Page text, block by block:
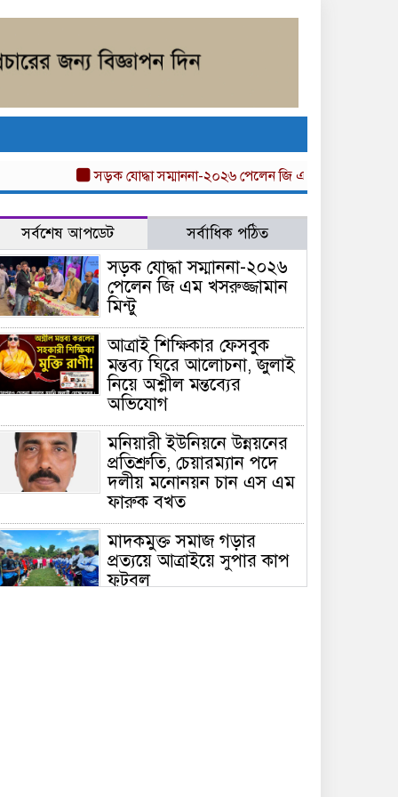
সড়ক যোদ্ধা সম্মাননা-২০২৬ পেলেন জি এম খসরুজ্জামান মিন্টু
সর্বশেষ আপডেট সর্বাধিক পঠিত
সড়ক যোদ্ধা সম্মাননা-২০২৬
পেলেন জি এম খসরুজ্জামান
মিন্টু
আত্রাই শিক্ষিকার ফেসবুক
মন্তব্য ঘিরে আলোচনা, জুলাই
নিয়ে অশ্লীল মন্তব্যের
অভিযোগ
মনিয়ারী ইউনিয়নে উন্নয়নের
প্রতিশ্রুতি, চেয়ারম্যান পদে
দলীয় মনোনয়ন চান এস এম
ফারুক বখত
মাদকমুক্ত সমাজ গড়ার
প্রত্যয়ে আত্রাইয়ে সুপার কাপ
ফুটবল